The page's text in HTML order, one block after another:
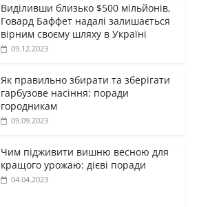
Виділивши близько $500 мільйонів,
Говард Баффет надалі залишається
вірним своєму шляху в Україні
09.12.2023
Як правильно збирати та зберігати
гарбузове насіння: поради
городникам
09.09.2023
Чим підживити вишню весною для
кращого урожаю: дієві поради
04.04.2023